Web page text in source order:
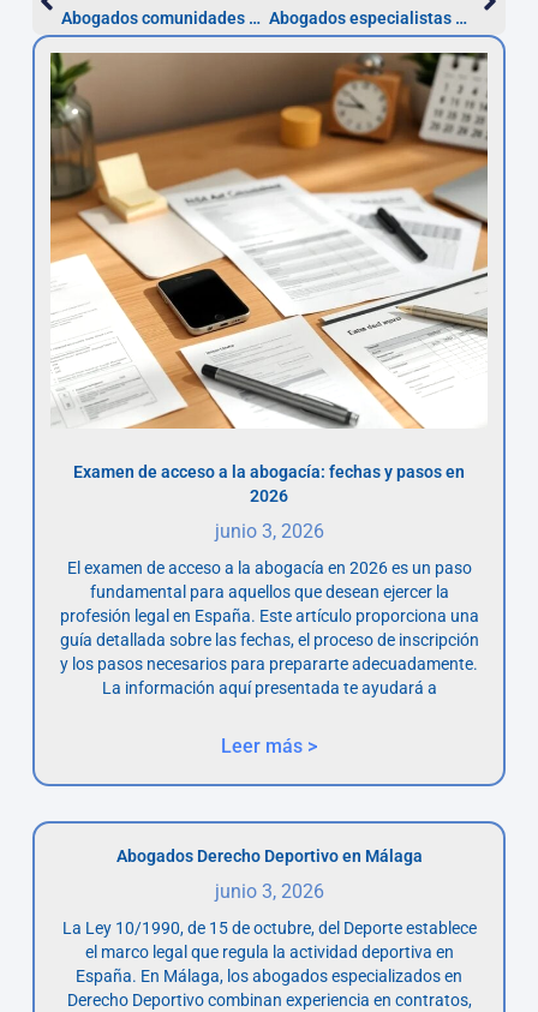
Abogados comunidades de propietarios — Cantabria
Abogados especialistas en Derecho Concursal en Cantabria
Examen de acceso a la abogacía: fechas y pasos en
2026
junio 3, 2026
El examen de acceso a la abogacía en 2026 es un paso
fundamental para aquellos que desean ejercer la
profesión legal en España. Este artículo proporciona una
guía detallada sobre las fechas, el proceso de inscripción
y los pasos necesarios para prepararte adecuadamente.
La información aquí presentada te ayudará a
Leer más >
Abogados Derecho Deportivo en Málaga
junio 3, 2026
La Ley 10/1990, de 15 de octubre, del Deporte establece
el marco legal que regula la actividad deportiva en
España. En Málaga, los abogados especializados en
Derecho Deportivo combinan experiencia en contratos,